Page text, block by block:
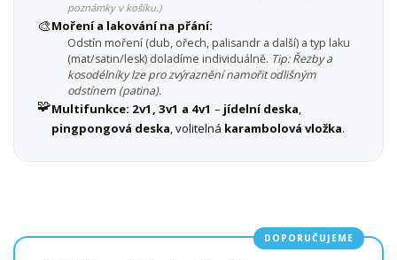
poznámky v košíku.)
🎨Moření a lakování na přání:
Odstín moření (dub, ořech, palisandr a další) a typ laku
(mat/satin/lesk) doladíme individuálně. Tip: Řezby a
kosodélníky lze pro zvýraznění namořit odlišným
odstínem (patina).
🧩Multifunkce: 2v1, 3v1 a 4v1 – jídelní deska,
pingpongová deska, volitelná karambolová vložka.
DOPORUČUJEME